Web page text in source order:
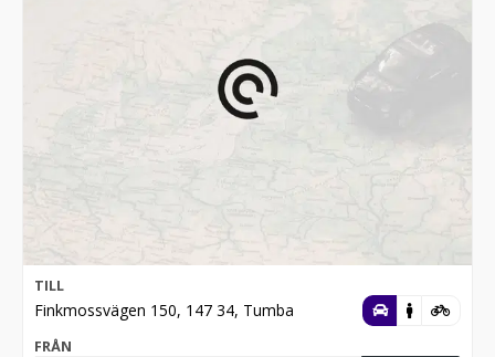
TILL
Finkmossvägen 150, 147 34, Tumba
FRÅN